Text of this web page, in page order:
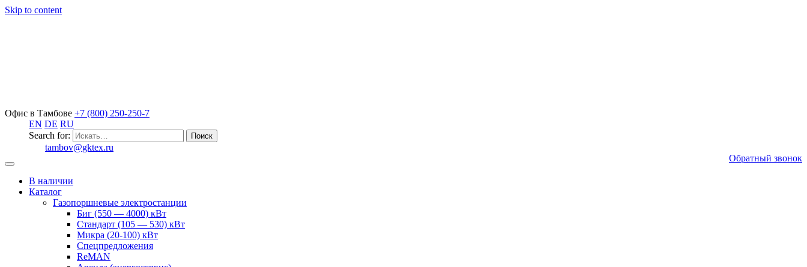
Skip to content
Офис в Тамбове +7 (800) 250-250-7
EN DE RU
Search for:
tambov@gktex.ru
Обратный звонок
В наличии
Каталог
Газопоршневые электростанции
Биг (550 — 4000) кВт
Стандарт (105 — 530) кВт
Микра (20-100) кВт
Спецпредложения
ReMAN